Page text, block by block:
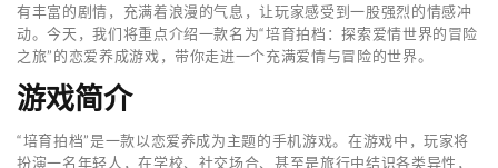
有丰富的剧情，充满着浪漫的气息，让玩家感受到一股强烈的情感冲
动。今天，我们将重点介绍一款名为“培育拍档：探索爱情世界的冒险
之旅”的恋爱养成游戏，带你走进一个充满爱情与冒险的世界。
游戏简介
“培育拍档”是一款以恋爱养成为主题的手机游戏。在游戏中，玩家将
扮演一名年轻人，在学校、社交场合、甚至是旅行中结识各类异性，